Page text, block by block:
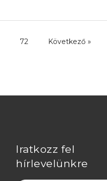
72 Következő »
Iratkozz fel
hírlevelünkre